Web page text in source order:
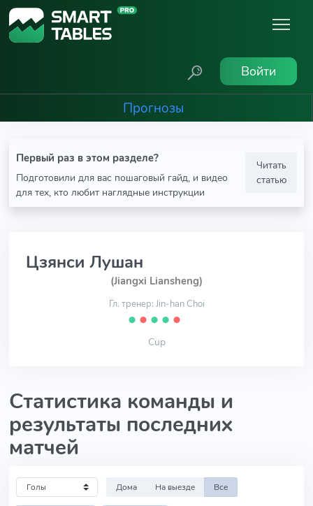
Войти
Прогнозы
Первый раз в этом разделе?
Подготовили для вас пошаговый гайд, и видео
для тех, кто любит наглядные инструкции
Читать
статью
Цзянси Лушан
(Jiangxi Liansheng)
Гл. тренер: Jin-han Choi
⬤ ⬤ ⬤ ⬤ ⬤
Cup
Статистика команды и
результаты последних
матчей
Дома На выезде Все